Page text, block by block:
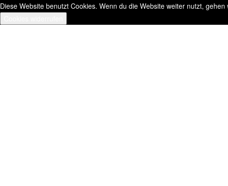
Diese Website benutzt Cookies. Wenn du die Website weiter nutzt,